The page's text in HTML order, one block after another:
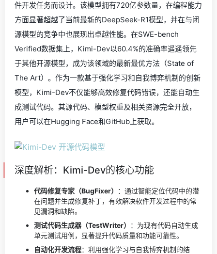
件开发任务而设计。该模型拥有720亿参数量，在编程能力
方面显著超越了当前最新的DeepSeek-R1模型，并在与闭
源模型的竞争中也展现出卓越性能。在SWE-bench
Verified数据集上，Kimi-Dev以60.4%的准确率遥遥领先
于其他开源模型，成为该领域的最新最优方法（State of
The Art）。作为一款基于强化学习和自我博弈机制的创新
模型，Kimi-Dev不仅能够高效修复代码错误，还能自动生
成测试代码。其源代码、模型权重及相关资源完全开放，
用户可以在Hugging Face和GitHub上获取。
深度解析：Kimi-Dev的核心功能
代码修复专家（BugFixer）
：通过智能定位代码中的潜
在问题并生成修复补丁，有效解决软件开发过程中的常
见漏洞和缺陷。
测试代码生成器（TestWriter）
：为现有代码自动生成
单元测试用例，显著提升代码质量和功能可靠性。
自动化开发流程：利用强化学习与自我博弈机制的结